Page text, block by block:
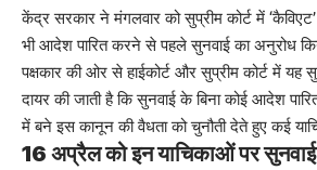
केंद्र सरकार ने मंगलवार को सुप्रीम कोर्ट में
भी आदेश पारित करने से पहले सुनवाई का अनुरोध
पक्षकार की ओर से हाईकोर्ट और सुप्रीम कोर्ट में यह
दायर की जाती है कि सुनवाई के बिना कोई आदेश
में बने इस कानून की वैधता को चुनौती देते हुए कई
16 अप्रैल को इन याचिकाओं पर सुनवाई